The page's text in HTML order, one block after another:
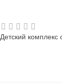
Детский комплекс